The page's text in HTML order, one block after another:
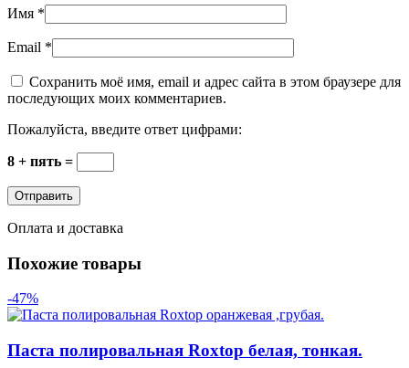
Имя *
Email *
Сохранить моё имя, email и адрес сайта в этом браузере для
последующих моих комментариев.
Пожалуйста, введите ответ цифрами:
8 + пять =
Оплата и доставка
Похожие товары
-47%
Паста полировальная Roxtop белая, тонкая.